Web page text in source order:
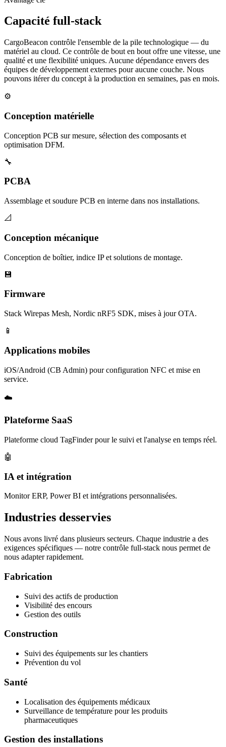
Capacité full-stack
CargoBeacon contrôle l'ensemble de la pile technologique — du
matériel au cloud. Ce contrôle de bout en bout offre une vitesse, une
qualité et une flexibilité uniques. Aucune dépendance envers des
équipes de développement externes pour aucune couche. Nous
pouvons itérer du concept à la production en semaines, pas en mois.
⚙️
Conception matérielle
Conception PCB sur mesure, sélection des composants et
optimisation DFM.
🔧
PCBA
Assemblage et soudure PCB en interne dans nos installations.
📐
Conception mécanique
Conception de boîtier, indice IP et solutions de montage.
💾
Firmware
Stack Wirepas Mesh, Nordic nRF5 SDK, mises à jour OTA.
📱
Applications mobiles
iOS/Android (CB Admin) pour configuration NFC et mise en
service.
☁️
Plateforme SaaS
Plateforme cloud TagFinder pour le suivi et l'analyse en temps réel.
🤖
IA et intégration
Monitor ERP, Power BI et intégrations personnalisées.
Industries desservies
Nous avons livré dans plusieurs secteurs. Chaque industrie a des
exigences spécifiques — notre contrôle full-stack nous permet de
nous adapter rapidement.
Fabrication
Suivi des actifs de production
Visibilité des encours
Gestion des outils
Construction
Suivi des équipements sur les chantiers
Prévention du vol
Santé
Localisation des équipements médicaux
Surveillance de température pour les produits
pharmaceutiques
Gestion des installations